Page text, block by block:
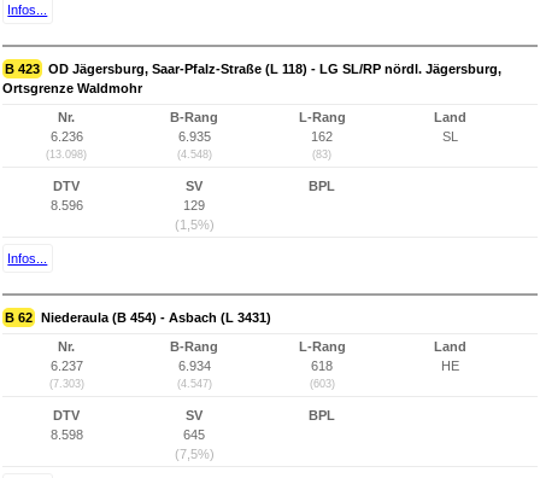
Infos...
B 423 OD Jägersburg, Saar-Pfalz-Straße (L 118) - LG SL/RP nördl. Jägersburg,
Ortsgrenze Waldmohr
Nr.
6.236
(13.098)
B-Rang
6.935
(4.548)
L-Rang
162
(83)
Land
SL
DTV
8.596
SV
129
(1,5%)
BPL
Infos...
B 62 Niederaula (B 454) - Asbach (L 3431)
Nr.
6.237
(7.303)
B-Rang
6.934
(4.547)
L-Rang
618
(603)
Land
HE
DTV
8.598
SV
645
(7,5%)
BPL